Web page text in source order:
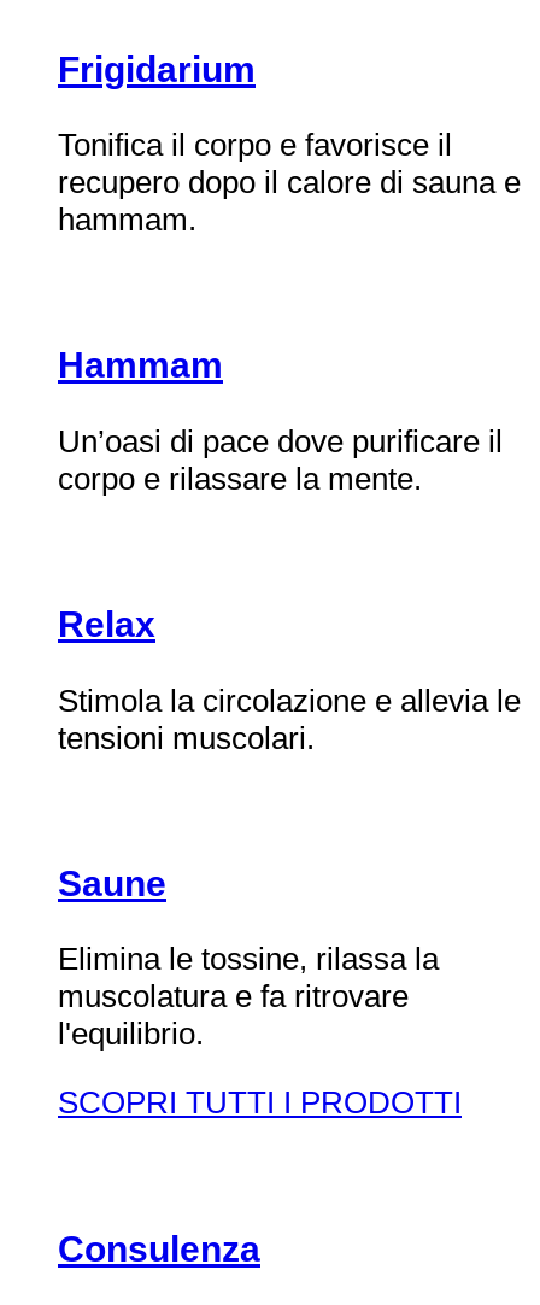
Frigidarium
Tonifica il corpo e favorisce il
recupero dopo il calore di sauna e
hammam.
Hammam
Un’oasi di pace dove purificare il
corpo e rilassare la mente.
Relax
Stimola la circolazione e allevia le
tensioni muscolari.
Saune
Elimina le tossine, rilassa la
muscolatura e fa ritrovare
l'equilibrio.
SCOPRI TUTTI I PRODOTTI
Consulenza